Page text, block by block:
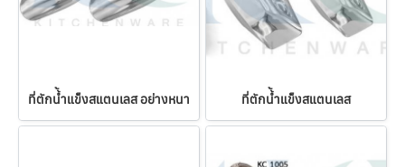
ที่ตักน้้ำแข็งสแตนเลส อย่างหนา ที่ตักน้้ำแข็งสแตนเลส